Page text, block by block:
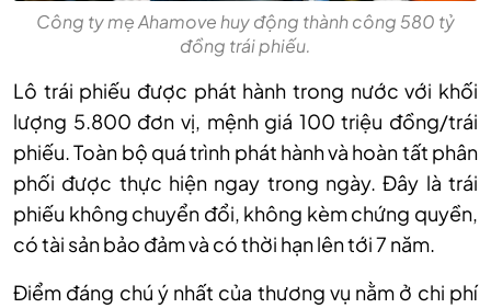
Công ty mẹ Ahamove huy động thành công 580 tỷ
đồng trái phiếu.
Lô trái phiếu được phát hành trong nước với khối
lượng 5.800 đơn vị, mệnh giá 100 triệu đồng/trái
phiếu. Toàn bộ quá trình phát hành và hoàn tất phân
phối được thực hiện ngay trong ngày. Đây là trái
phiếu không chuyển đổi, không kèm chứng quyền,
có tài sản bảo đảm và có thời hạn lên tới 7 năm.
Điểm đáng chú ý nhất của thương vụ nằm ở chi phí